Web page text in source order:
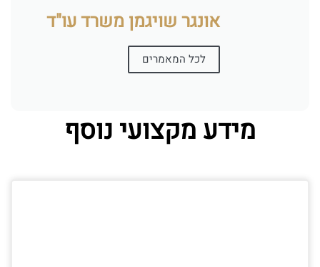
אונגר שויגמן משרד עו"ד
לכל המאמרים
מידע מקצועי נוסף